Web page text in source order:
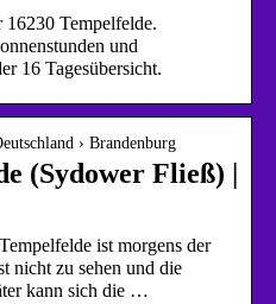
Tempelfelde.
und
16 Tagesübersicht.
› Brandenburg
(Sydower Fließ) |
ist morgens der
nicht zu sehen und die
kann sich die …